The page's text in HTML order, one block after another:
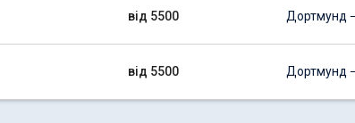
від 5500
від 5500
Дортмунд
Дортмунд